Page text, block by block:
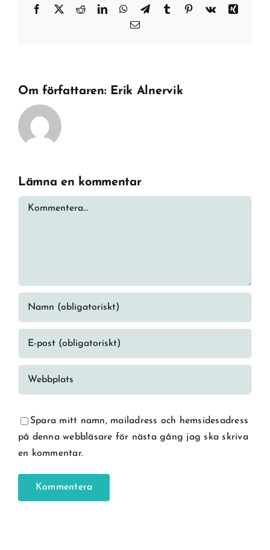
Facebook
X RedditLinkedInWhatsApp
TelegramTumblr Pinterest
Vk
Xing
E-
Om författaren: Erik Alnervik
Lämna en kommentar
Kommentar
Spara mitt namn, mailadress och hemsidesadress
på denna webbläsare för nästa gång jag ska skriva
en kommentar.